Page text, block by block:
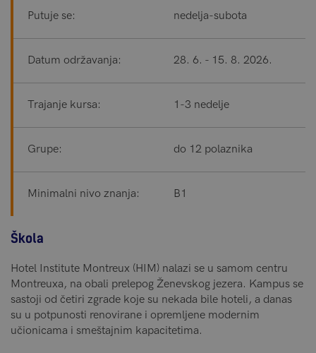
Škola
Hotel Institute Montreux (HIM) nalazi se u samom centru
Montreuxa, na obali prelepog Ženevskog jezera. Kampus se
sastoji od četiri zgrade koje su nekada bile hoteli, a danas
su u potpunosti renovirane i opremljene modernim
učionicama i smeštajnim kapacitetima.
Putuje se: nedelja-subota
Datum održavanja: 28. 6. - 15. 8. 2026.
Trajanje kursa: 1-3 nedelje
Grupe: do 12 polaznika
Minimalni nivo znanja: B1